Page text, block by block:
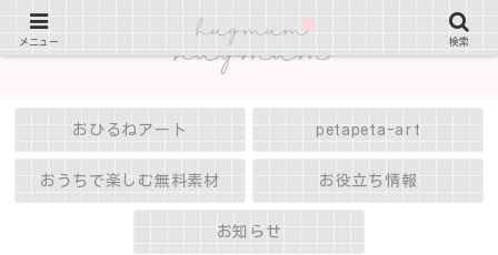
おひるねアート petapeta-art
おうちで楽しむ無料素材 お役立ち情報
お知らせ
メニュー 検索